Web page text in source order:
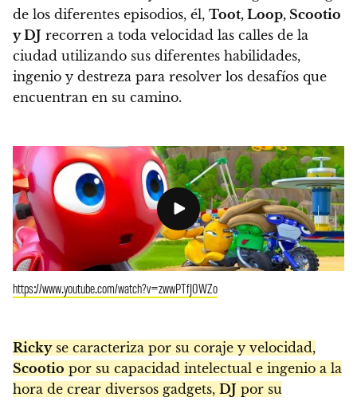
de los diferentes episodios, él, Toot, Loop, Scootio
y DJ recorren a toda velocidad las calles de la
ciudad utilizando sus diferentes habilidades,
ingenio y destreza para resolver los desafíos que
encuentran en su camino.
https://www.youtube.com/watch?v=zwwPTfJ0WZo
Rickyse caracteriza por su coraje y velocidad,
Scootio por su capacidad intelectual e ingenio a la
hora de crear diversos gadgets, DJ por su